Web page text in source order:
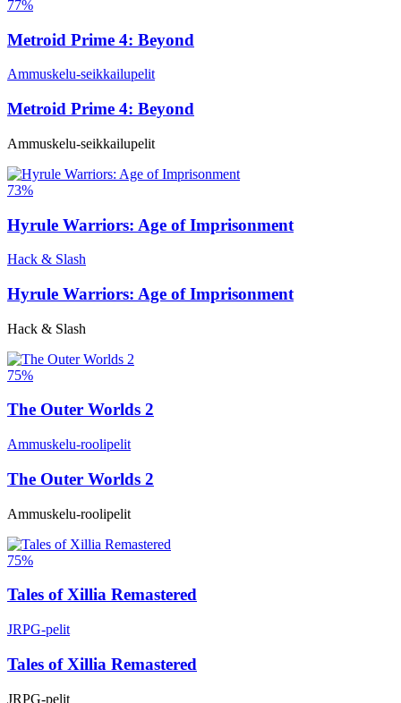
77%
Metroid Prime 4: Beyond
Ammuskelu-seikkailupelit
Metroid Prime 4: Beyond
Ammuskelu-seikkailupelit
73%
Hyrule Warriors: Age of Imprisonment
Hack & Slash
Hyrule Warriors: Age of Imprisonment
Hack & Slash
75%
The Outer Worlds 2
Ammuskelu-roolipelit
The Outer Worlds 2
Ammuskelu-roolipelit
75%
Tales of Xillia Remastered
JRPG-pelit
Tales of Xillia Remastered
JRPG-pelit